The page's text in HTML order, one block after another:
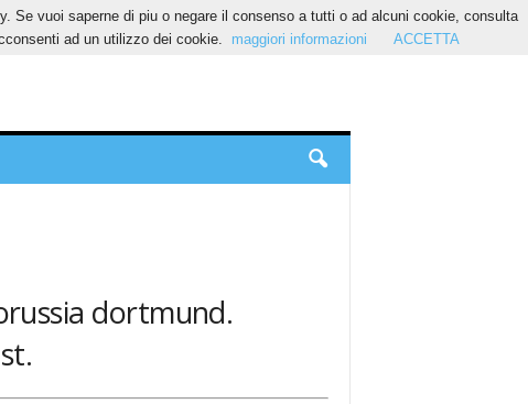
dortmund.
vuoi saperne di piu o negare il consenso a tutti o ad alcuni cookie, consulta
ad un utilizzo dei cookie.
maggiori informazioni ACCETTA